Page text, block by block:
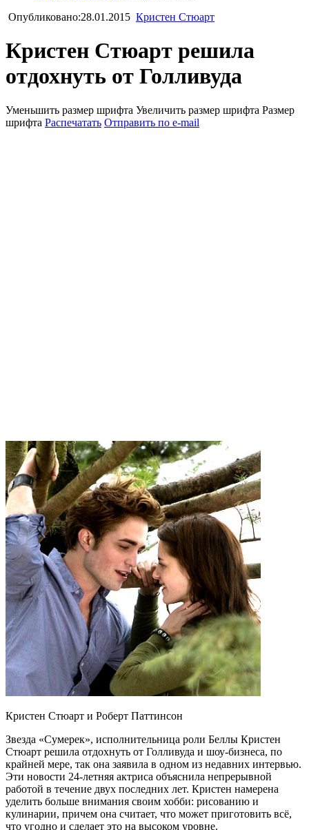
Опубликовано:28.01.2015 Кристен Стюарт
Кристен Стюарт решила
отдохнуть от Голливуда
Уменьшить размер шрифта Увеличить размер шрифта Размер
шрифта Распечатать Отправить по e-mail
Кристен Стюарт и Роберт Паттинсон
Звезда «Сумерек», исполнительница роли Беллы Кристен
Стюарт решила отдохнуть от Голливуда и шоу-бизнеса, по
крайней мере, так она заявила в одном из недавних интервью.
Эти новости 24-летняя актриса объяснила непрерывной
работой в течение двух последних лет. Кристен намерена
уделить больше внимания своим хобби: рисованию и
кулинарии, причем она считает, что может приготовить всё,
что угодно и сделает это на высоком уровне.